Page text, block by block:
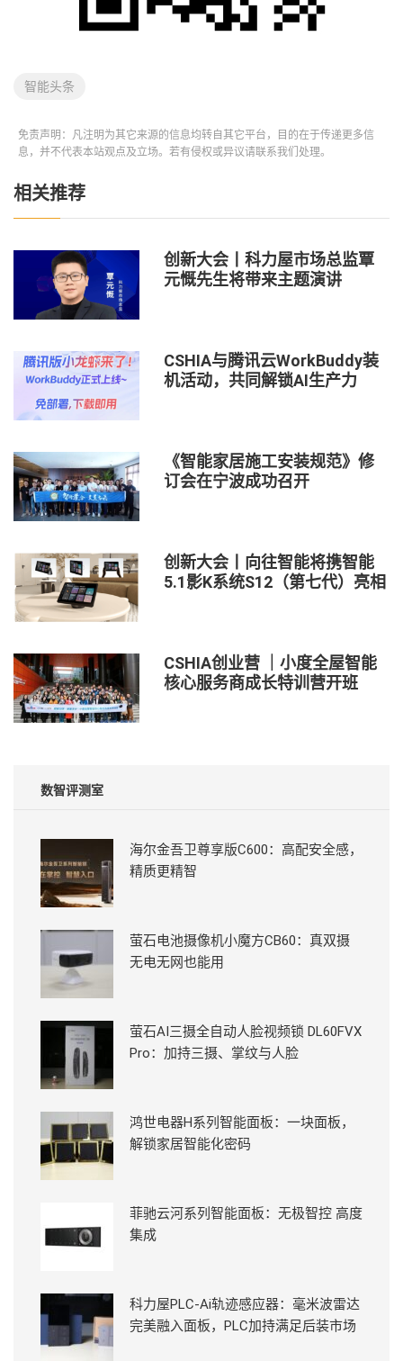
智能头条
免责声明：凡注明为其它来源的信息均转自其它平台，目的在于传递更多信
息，并不代表本站观点及立场。若有侵权或异议请联系我们处理。
相关推荐
创新大会丨科力屋市场总监覃
元慨先生将带来主题演讲
CSHIA与腾讯云WorkBuddy装
机活动，共同解锁AI生产力
《智能家居施工安装规范》修
订会在宁波成功召开
创新大会丨向往智能将携智能
5.1影K系统S12（第七代）亮相
CSHIA创业营 ｜小度全屋智能
核心服务商成长特训营开班
数智评测室
海尔金吾卫尊享版C600：高配安全感，
精质更精智
萤石电池摄像机小魔方CB60：真双摄
无电无网也能用
萤石AI三摄全自动人脸视频锁 DL60FVX
Pro：加持三摄、掌纹与人脸
鸿世电器H系列智能面板：一块面板，
解锁家居智能化密码
菲驰云河系列智能面板：无极智控 高度
集成
科力屋PLC-Ai轨迹感应器：毫米波雷达
完美融入面板，PLC加持满足后装市场